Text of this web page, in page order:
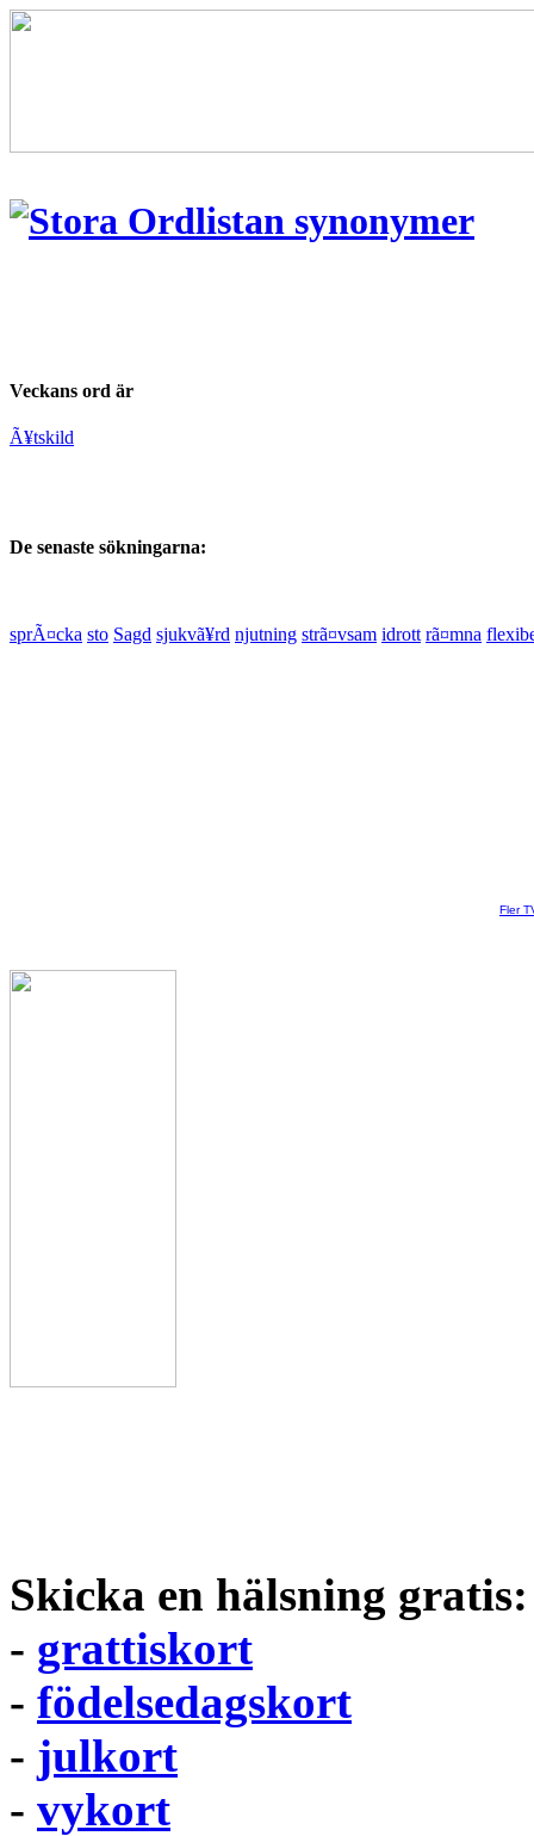
Veckans ord är
Ã¥tskild
De senaste sökningarna:
sprÃ¤cka sto Sagd sjukvã¥rd njutning strã¤vsam idrott rã¤mna
Fler
Skicka en hälsning gratis:
- grattiskort
- födelsedagskort
- julkort
- vykort